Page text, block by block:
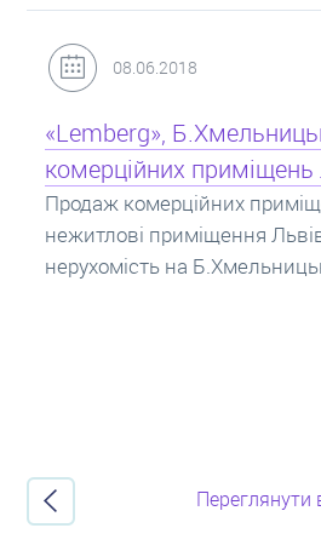
31.05.2018
Кредит під заставу
Іпотека на квартиру –
заставу нерухомості.
потрібно знати?
про іпотечні кредити.
Переглянути